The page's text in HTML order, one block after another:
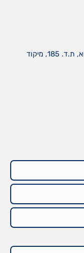
כתובת: שד' הרצוג, א.ת. קורן, מעלות תרשיחא, ת.ד. 185, מיקוד